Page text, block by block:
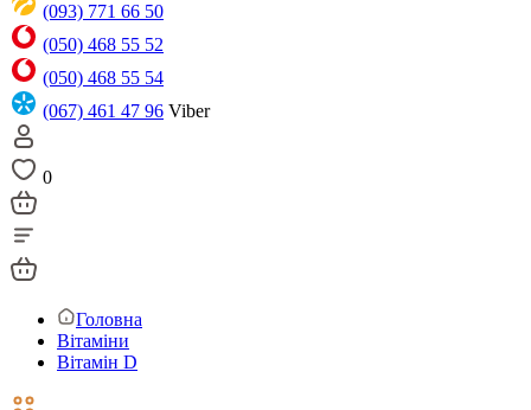
(093) 771 66 50
(050) 468 55 52
(050) 468 55 54
(067) 461 47 96 Viber
0
Головна
Вітаміни
Вітамін D